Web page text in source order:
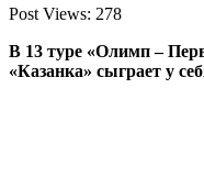
Post Views: 278
В 13 туре «Олимп –
«Казанка» сыграет у